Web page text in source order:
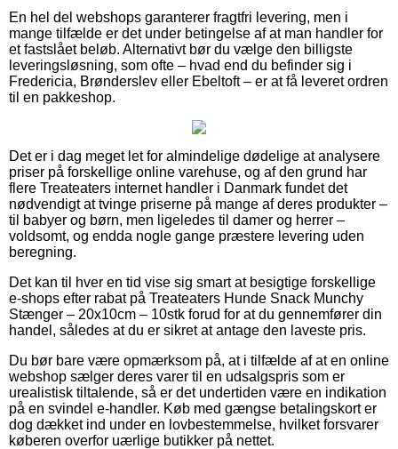
En hel del webshops garanterer fragtfri levering, men i
mange tilfælde er det under betingelse af at man handler for
et fastslået beløb. Alternativt bør du vælge den billigste
leveringsløsning, som ofte – hvad end du befinder sig i
Fredericia, Brønderslev eller Ebeltoft – er at få leveret ordren
til en pakkeshop.
Det er i dag meget let for almindelige dødelige at analysere
priser på forskellige online varehuse, og af den grund har
flere Treateaters internet handler i Danmark fundet det
nødvendigt at tvinge priserne på mange af deres produkter –
til babyer og børn, men ligeledes til damer og herrer –
voldsomt, og endda nogle gange præstere levering uden
beregning.
Det kan til hver en tid vise sig smart at besigtige forskellige
e-shops efter rabat på Treateaters Hunde Snack Munchy
Stænger – 20x10cm – 10stk forud for at du gennemfører din
handel, således at du er sikret at antage den laveste pris.
Du bør bare være opmærksom på, at i tilfælde af at en online
webshop sælger deres varer til en udsalgspris som er
urealistisk tiltalende, så er det undertiden være en indikation
på en svindel e-handler. Køb med gængse betalingskort er
dog dækket ind under en lovbestemmelse, hvilket forsvarer
køberen overfor uærlige butikker på nettet.